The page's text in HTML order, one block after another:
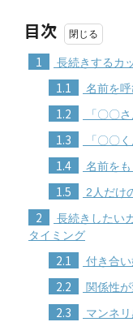
目次
1 長続きするカ
1.1 名前を
1.2 「〇〇
1.3 「〇〇
1.4 名前を
1.5 2人だけ
2
長続きしたい
タイミング
2.1 付き合
2.2 関係性
2.3 マンネ